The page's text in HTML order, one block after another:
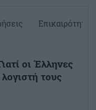
Επικαιρότητα
οι Έλληνες
τους